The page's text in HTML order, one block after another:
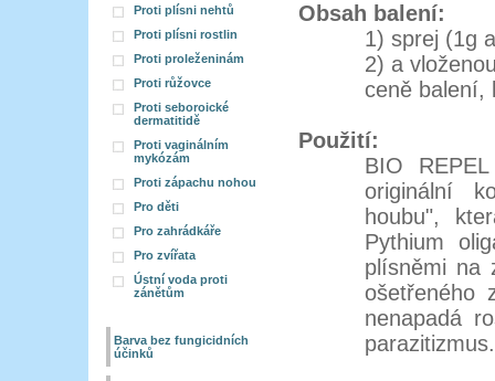
Proti plísni nehtů
Proti plísni rostlin
Proti proleženinám
Proti růžovce
Proti seboroické
dermatitidě
Proti vaginálním
mykózám
Proti zápachu nohou
Pro děti
Pro zahrádkáře
Pro zvířata
Ústní voda proti
zánětům
Barva bez fungicidních
účinků
Obsah balení:
1) sprej (1g
2) a
ceně balení,
Použití:
BIO
originální
houbu",
Pythium
plísněmi na
ošetřeného
nenapadá
parazitizmus.